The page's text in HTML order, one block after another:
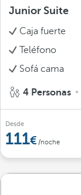
Junior Suite
Caja fuerte
Teléfono
Sofá cama
4 Personas
Desde
111 /noche